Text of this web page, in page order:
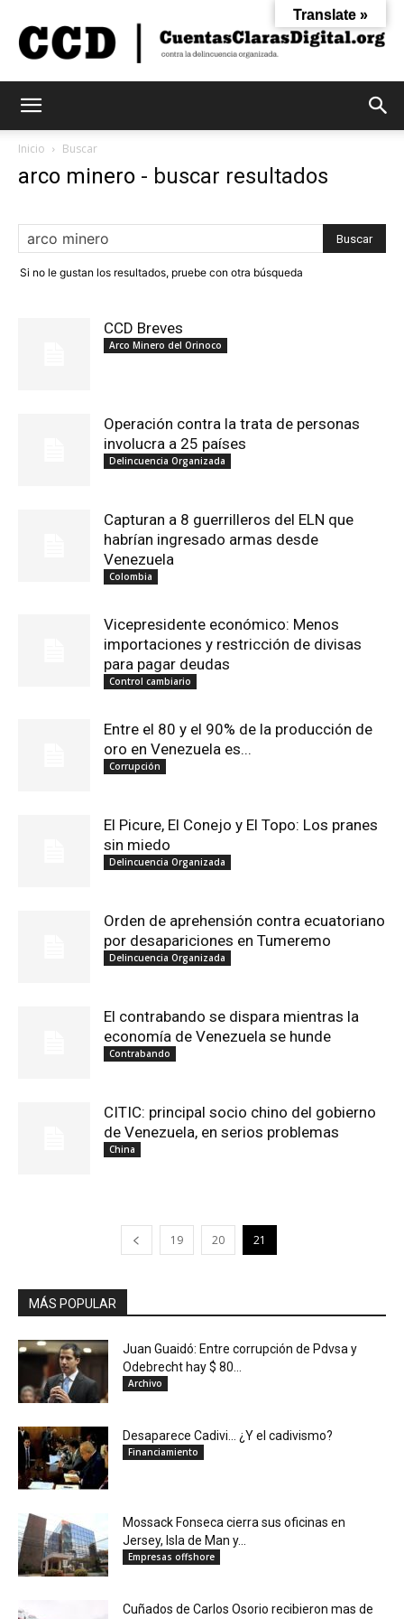
Inicio Buscar
arco minero - buscar resultados
Si no le gustan los resultados, pruebe con otra búsqueda
CCD Breves
Arco Minero del Orinoco
Operación contra la trata de personas
involucra a 25 países
Delincuencia Organizada
Capturan a 8 guerrilleros del ELN que
habrían ingresado armas desde
Venezuela
Colombia
Vicepresidente económico: Menos
importaciones y restricción de divisas
para pagar deudas
Control cambiario
Entre el 80 y el 90% de la producción de
oro en Venezuela es...
Corrupción
El Picure, El Conejo y El Topo: Los pranes
sin miedo
Delincuencia Organizada
Orden de aprehensión contra ecuatoriano
por desapariciones en Tumeremo
Delincuencia Organizada
El contrabando se dispara mientras la
economía de Venezuela se hunde
Contrabando
CITIC: principal socio chino del gobierno
de Venezuela, en serios problemas
China
19 20 21
MÁS POPULAR
Juan Guaidó: Entre corrupción de Pdvsa y
Odebrecht hay $ 80...
Archivo
Desaparece Cadivi… ¿Y el cadivismo?
Financiamiento
Mossack Fonseca cierra sus oficinas en
Jersey, Isla de Man y...
Empresas offshore
Cuñados de Carlos Osorio recibieron mas de
Translate »